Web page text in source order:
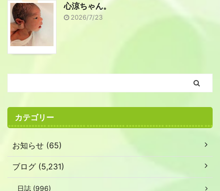
心涼ちゃん。
2026/7/23
カテゴリー
お知らせ (65)
ブログ (5,231)
日誌 (996)